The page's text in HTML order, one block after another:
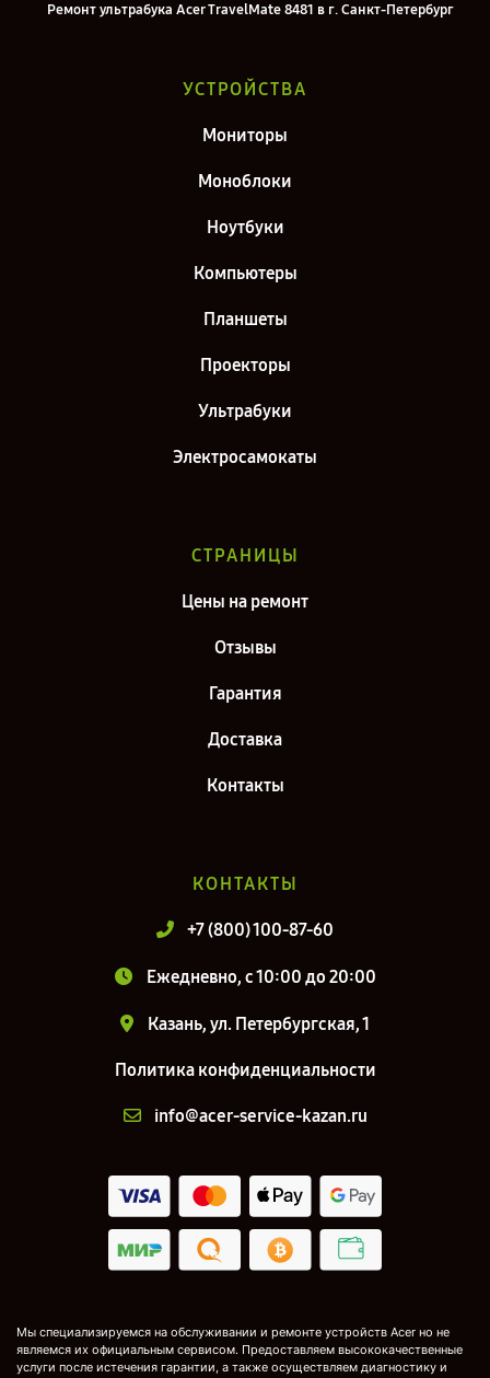
Ремонт ультрабука Acer TravelMate 8481 в г. Санкт-Петербург
УСТРОЙСТВА
Мониторы
Моноблоки
Ноутбуки
Компьютеры
Планшеты
Проекторы
Ультрабуки
Электросамокаты
СТРАНИЦЫ
Цены на ремонт
Отзывы
Гарантия
Доставка
Контакты
КОНТАКТЫ
+7 (800) 100-87-60
Ежедневно, с 10:00 до 20:00
Казань, ул. Петербургская, 1
Политика конфиденциальности
info@acer-service-kazan.ru
Мы специализируемся на обслуживании и ремонте устройств Acer но не
являемся их официальным сервисом. Предоставляем высококачественные
услуги после истечения гарантии, а также осуществляем диагностику и